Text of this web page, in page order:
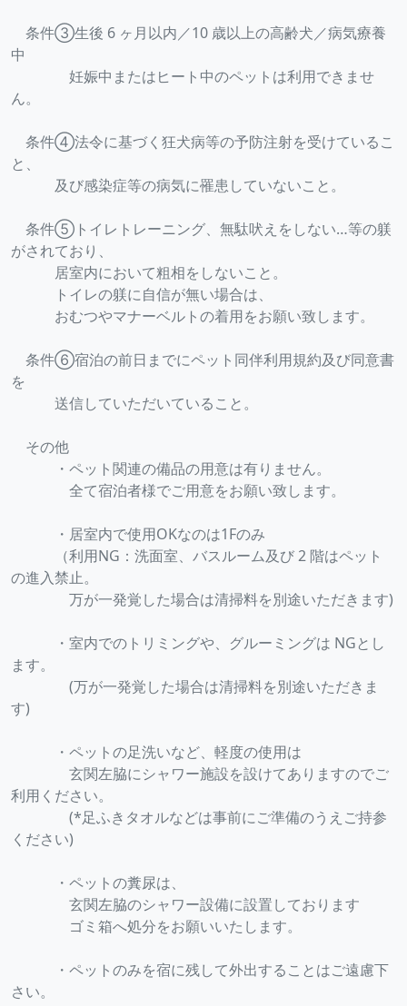
条件③生後 6 ヶ月以内／10 歳以上の高齢犬／病気療養
中
妊娠中またはヒート中のペットは利用できませ
ん。
条件④法令に基づく狂犬病等の予防注射を受けているこ
と、
及び感染症等の病気に罹患していないこと。
条件⑤トイレトレーニング、無駄吠えをしない…等の躾
がされており、
居室内において粗相をしないこと。
トイレの躾に自信が無い場合は、
おむつやマナーベルトの着用をお願い致します。
条件⑥宿泊の前日までにペット同伴利用規約及び同意書
を
送信していただいていること。
その他
・ペット関連の備品の用意は有りません。
全て宿泊者様でご用意をお願い致します。
・居室内で使用OKなのは1Fのみ
（利用NG：洗面室、バスルーム及び 2 階はペット
の進入禁止。
万が一発覚した場合は清掃料を別途いただきます)
・室内でのトリミングや、グルーミングは NGとし
ます。
(万が一発覚した場合は清掃料を別途いただきま
す)
・ペットの足洗いなど、軽度の使用は
玄関左脇にシャワー施設を設けてありますのでご
利用ください。
(*足ふきタオルなどは事前にご準備のうえご持参
ください)
・ペットの糞尿は、
玄関左脇のシャワー設備に設置しております
ゴミ箱へ処分をお願いいたします。
・ペットのみを宿に残して外出することはご遠慮下
さい。